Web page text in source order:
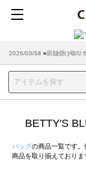
2026/08/04 ■8/13(木
BETTY'S
バッグの商品一覧です。
商品を取り揃えておりま